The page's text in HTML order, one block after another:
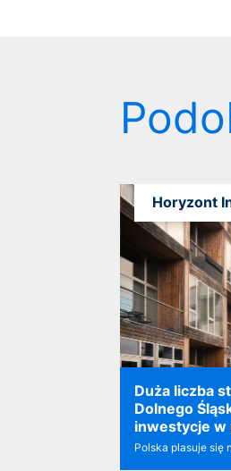
Duża liczba
Dolnego
inwestycje w
Polska plasuje się
Horyzont